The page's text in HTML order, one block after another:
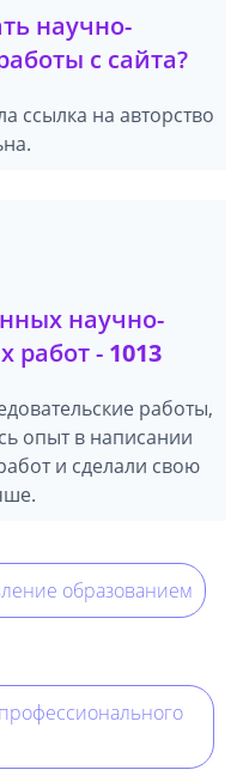
научно-
с сайта?
ссылка на авторство
научно-
работ - 1013
работы,
опыт в написании
и сделали свою
образованием